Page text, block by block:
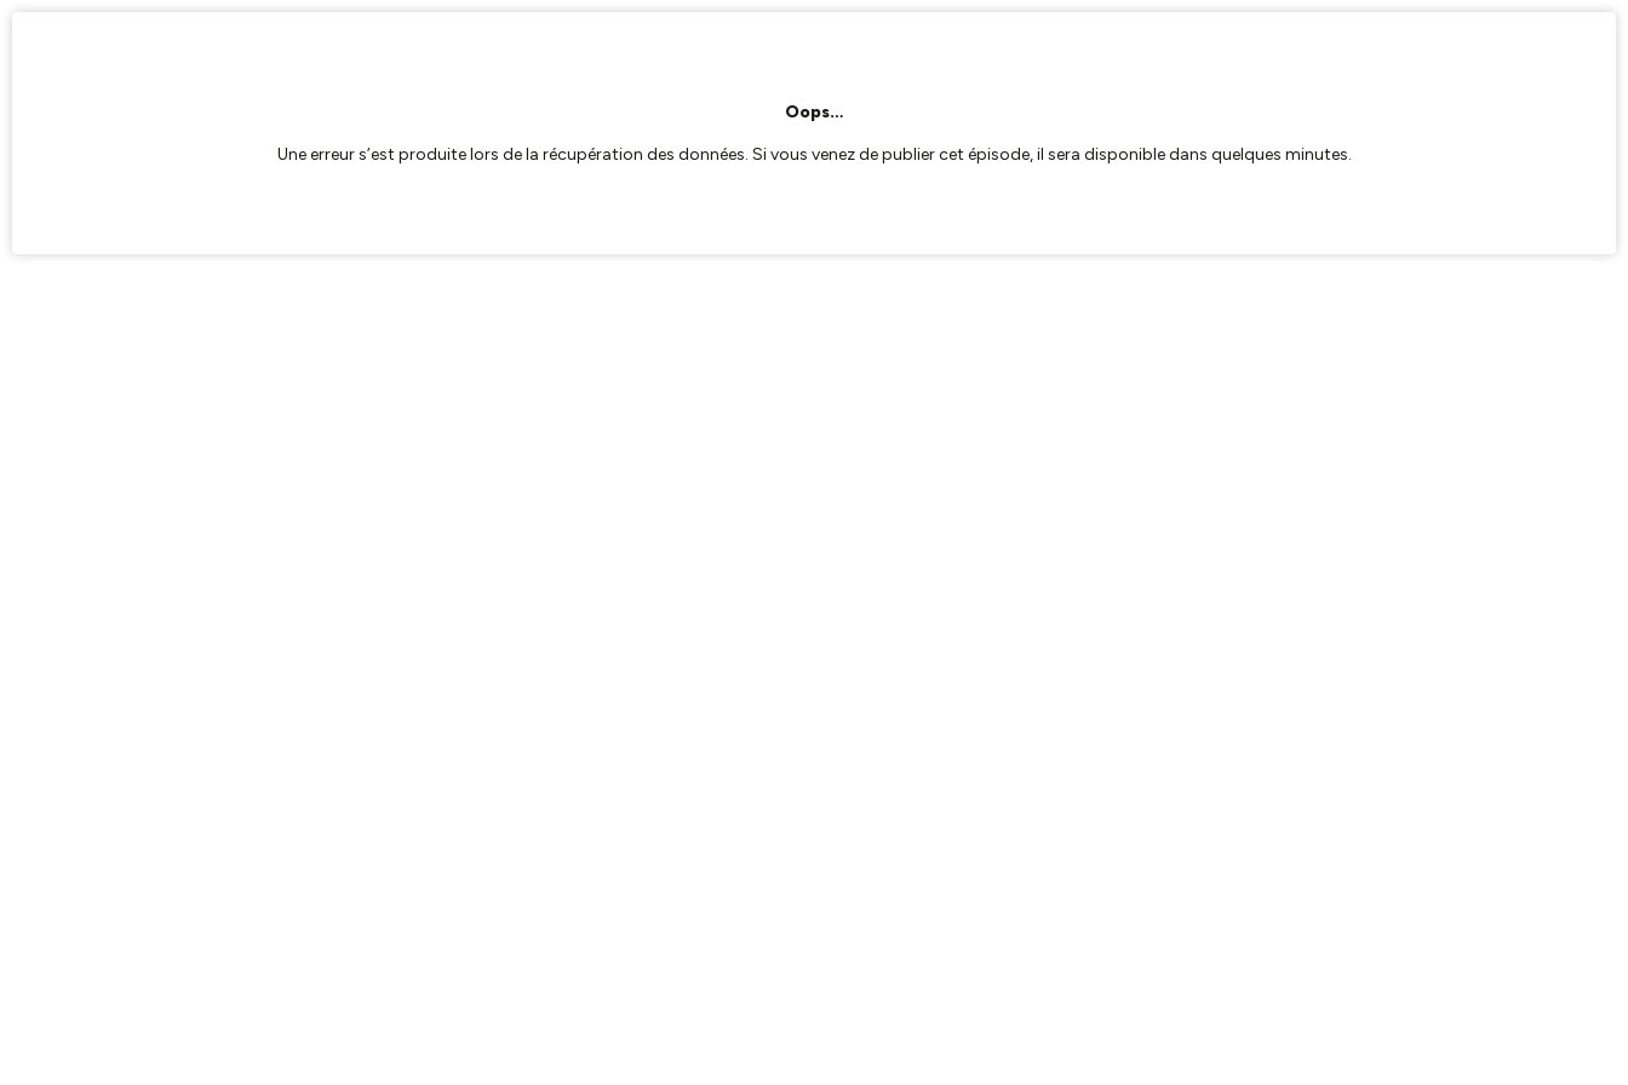
Oops…
Une erreur s’est produite lors de la récupération des données. Si vous venez de publier cet épisode, il sera disponible dans quelques minutes.